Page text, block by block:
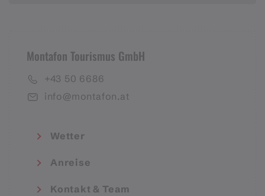
Montafon Tourismus GmbH
+43 50 6686
info@montafon.at
Wetter
Anreise
Kontakt & Team